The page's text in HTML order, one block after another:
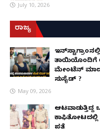
July 10, 2026
ರಾಜ್ಯ
ತಾಯಿಯೊಂದಿಗೆ
ಮೇಂಟೆನ್
ಸುಸೈಡ್ ?
May 09, 2026
ಕಾಫಿತೋಟದಲ್ಲಿ